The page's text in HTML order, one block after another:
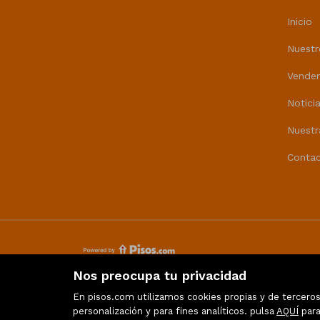
Nos preocupa tu privacidad
En pisos.com utilizamos cookies propias y de
personalización y para fines analíticos. pulsa AQUÍ
Inicio